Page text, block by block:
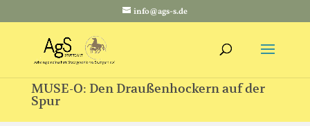
info@ags-s.de
MUSE-O: Den Draußenhockern auf der
Spur